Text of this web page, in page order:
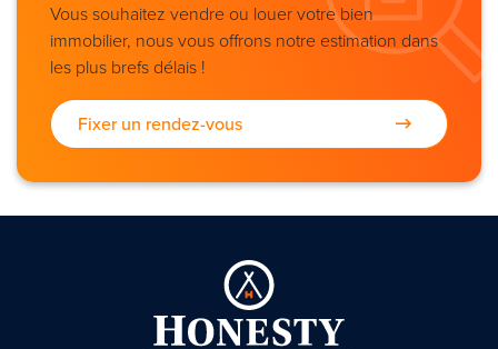
Vous souhaitez vendre ou louer votre bien
immobilier, nous vous offrons notre estimation dans
les plus brefs délais !
Fixer un rendez-vous